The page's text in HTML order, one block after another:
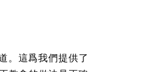
。這爲我們提供了